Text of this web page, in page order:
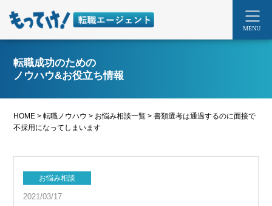
MENU
転職成功のための
ノウハウ&お役立ち情報
HOME >転職ノウハウ > お悩み相談一覧 >書類選考は通過するのに面接で
不採用になってしまいます
お悩み相談
2021/03/17